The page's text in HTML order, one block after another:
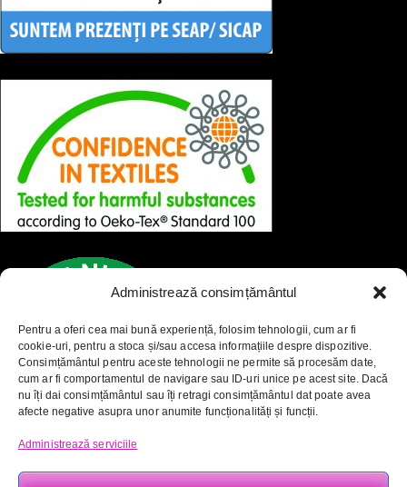
Administrează consimțământul
Pentru a oferi cea mai bună experiență, folosim tehnologii, cum ar fi
cookie-uri, pentru a stoca și/sau accesa informațiile despre dispozitive.
Consimțământul pentru aceste tehnologii ne permite să procesăm date,
cum ar fi comportamentul de navigare sau ID-uri unice pe acest site. Dacă
nu îți dai consimțământul sau îți retragi consimțământul dat poate avea
afecte negative asupra unor anumite funcționalități și funcții.
Administrează serviciile